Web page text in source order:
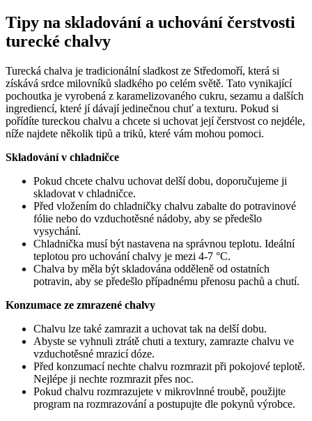
Tipy na skladování a uchování čerstvosti
turecké chalvy
Turecká chalva je tradicionální sladkost ze Středomoří, která si
získává srdce milovníků sladkého po celém světě. Tato vynikající
pochoutka je vyrobená z karamelizovaného cukru, sezamu a dalších
ingrediencí, které jí dávají jedinečnou chuť a texturu. Pokud si
pořídíte tureckou chalvu a chcete si uchovat její čerstvost co nejdéle,
níže najdete několik tipů a triků, které vám mohou pomoci.
Skladování v chladničce
Pokud chcete chalvu uchovat delší dobu, doporučujeme ji
skladovat v chladničce.
Před vložením do chladničky chalvu zabalte do potravinové
fólie nebo do vzduchotěsné nádoby, aby se předešlo
vysychání.
Chladnička musí být nastavena na správnou teplotu. Ideální
teplotou pro uchování chalvy je mezi 4-7 °C.
Chalva by měla být skladována odděleně od ostatních
potravin, aby se předešlo případnému přenosu pachů a chutí.
Konzumace ze zmrazené chalvy
Chalvu lze také zamrazit a uchovat tak na delší dobu.
Abyste se vyhnuli ztrátě chuti a textury, zamrazte chalvu ve
vzduchotěsné mrazicí dóze.
Před konzumací nechte chalvu rozmrazit při pokojové teplotě.
Nejlépe ji nechte rozmrazit přes noc.
Pokud chalvu rozmrazujete v mikrovlnné troubě, použijte
program na rozmrazování a postupujte dle pokynů výrobce.